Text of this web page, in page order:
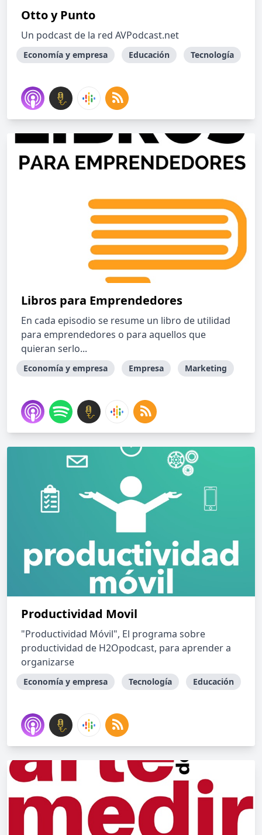
Otto y Punto
Un podcast de la red AVPodcast.net
Economía y empresa Educación Tecnología
Libros para Emprendedores
En cada episodio se resume un libro de utilidad
para emprendedores o para aquellos que
quieran serlo...
Economía y empresa Empresa Marketing
Productividad Movil
"Productividad Móvil", El programa sobre
productividad de H2Opodcast, para aprender a
organizarse
Economía y empresa Tecnología Educación